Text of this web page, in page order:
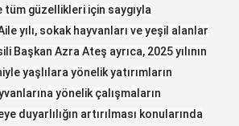
tüm güzellikleri için saygıyla
yılı, sokak hayvanları ve yeşil alanlar
Başkan Azra Ateş ayrıca, 2025 yılının
yaşlılara yönelik yatırımların
yönelik çalışmaların
duyarlılığın artırılması konularında